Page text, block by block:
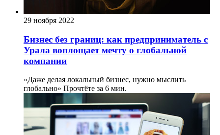
29 ноября 2022
Бизнес без границ: как предприниматель с
Урала воплощает мечту о глобальной
компании
«Даже делая локальный бизнес, нужно мыслить
глобально» Прочтёте за 6 мин.